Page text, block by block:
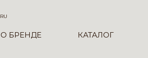
RU
О БРЕНДЕ КАТАЛОГ